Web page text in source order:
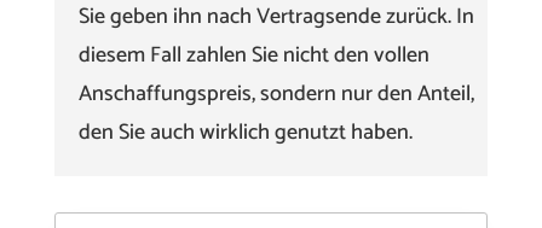
Sie geben ihn nach Vertragsende zurück. In
diesem Fall zahlen Sie nicht den vollen
Anschaffungspreis, sondern nur den Anteil,
den Sie auch wirklich genutzt haben.